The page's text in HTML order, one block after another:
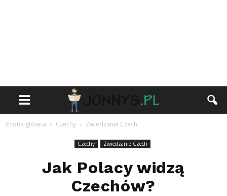
Strona główna Czechy Zwiedzanie Czech
Czechy Zwiedzanie Czech
Jak Polacy widzą
Czechów?